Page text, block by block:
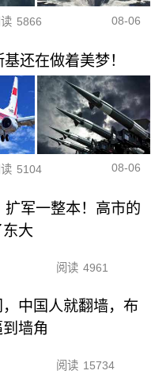
5866 08-06
还在做着美梦！
5104 08-06
扩军一整本！高市的
大
阅读 4961
，中国人就翻墙，布
墙角
阅读 15734